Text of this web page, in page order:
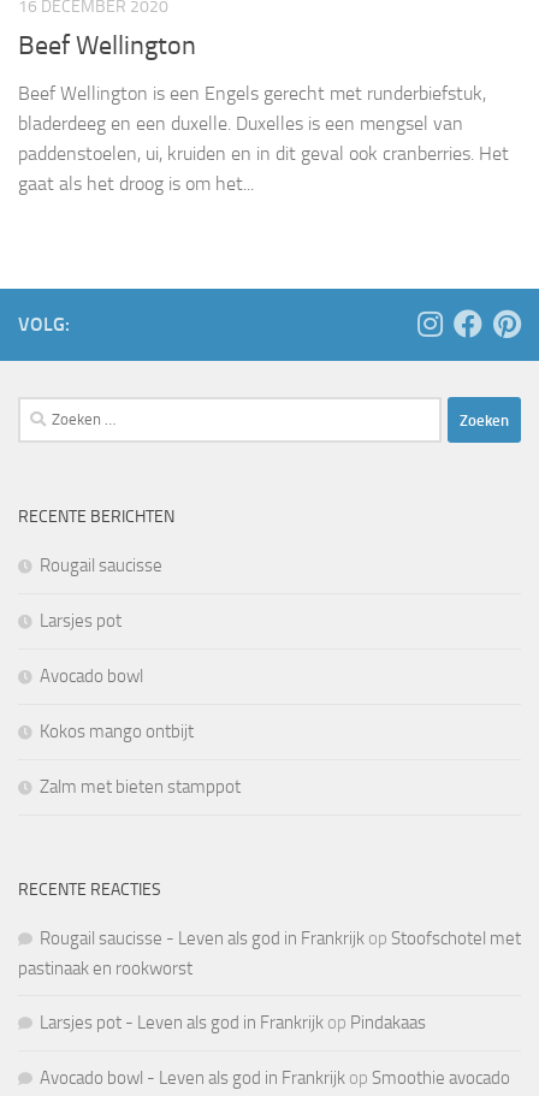
16 DECEMBER 2020
Beef Wellington
Beef Wellington is een Engels gerecht met runderbiefstuk,
bladerdeeg en een duxelle. Duxelles is een mengsel van
paddenstoelen, ui, kruiden en in dit geval ook cranberries. Het
gaat als het droog is om het...
VOLG:
Zoeken
naar:
RECENTE BERICHTEN
Rougail saucisse
Larsjes pot
Avocado bowl
Kokos mango ontbijt
Zalm met bieten stamppot
RECENTE REACTIES
Rougail saucisse - Leven als god in Frankrijk op Stoofschotel met
pastinaak en rookworst
Larsjes pot - Leven als god in Frankrijk op Pindakaas
Avocado bowl - Leven als god in Frankrijk op Smoothie avocado